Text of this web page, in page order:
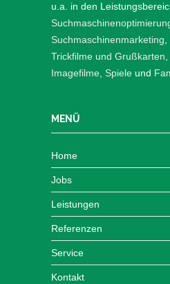
u.a. in den
Suchmaschinenmarketing
Trickfilme und Grußkarten
Imagefilme Spiele und
MENÜ
Home
Jobs
Leistungen
Referenzen
Service
Kontakt